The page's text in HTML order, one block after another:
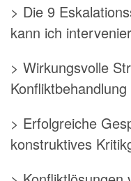
> Die 9
kann ich
> Wirkungsvolle
Konfliktbehandlung
> Erfolgreiche
konstruktives